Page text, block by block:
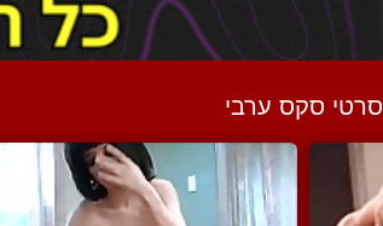
סרטי סקס ערבי